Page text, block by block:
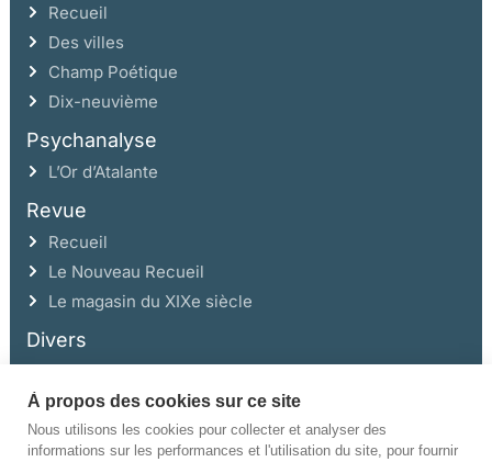
Recueil
Des villes
Champ Poétique
Dix-neuvième
Psychanalyse
L’Or d’Atalante
Revue
Recueil
Le Nouveau Recueil
Le magasin du XIXe siècle
Divers
Ce site a été réalisé avec l’aide de la Région Auvergne Rhône-Alpes et de la
Drac Rhône-Alpes.
À propos des cookies sur ce site
Nous utilisons les cookies pour collecter et analyser des
informations sur les performances et l'utilisation du site, pour fournir